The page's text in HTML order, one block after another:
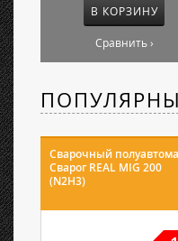
В КОРЗИНУ
Сравнить ›
Сварочный
Сварог REAL MIG 200
(N2H3)